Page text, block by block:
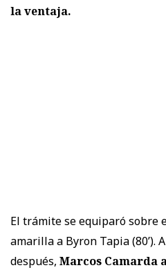
la ventaja.
El trámite se equiparó sobre
amarilla a Byron Tapia (80’).
después, Marcos Camarda